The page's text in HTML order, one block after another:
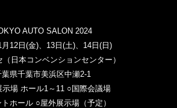
AUTO SALON 2024
月12日(金)、13日(土)、14日(日)
日本コンベンションセンター）
葉県千葉市美浜区中瀬2-1
示場 ホール1～11 ○国際会議場
ホール ○屋外展示場（予定）